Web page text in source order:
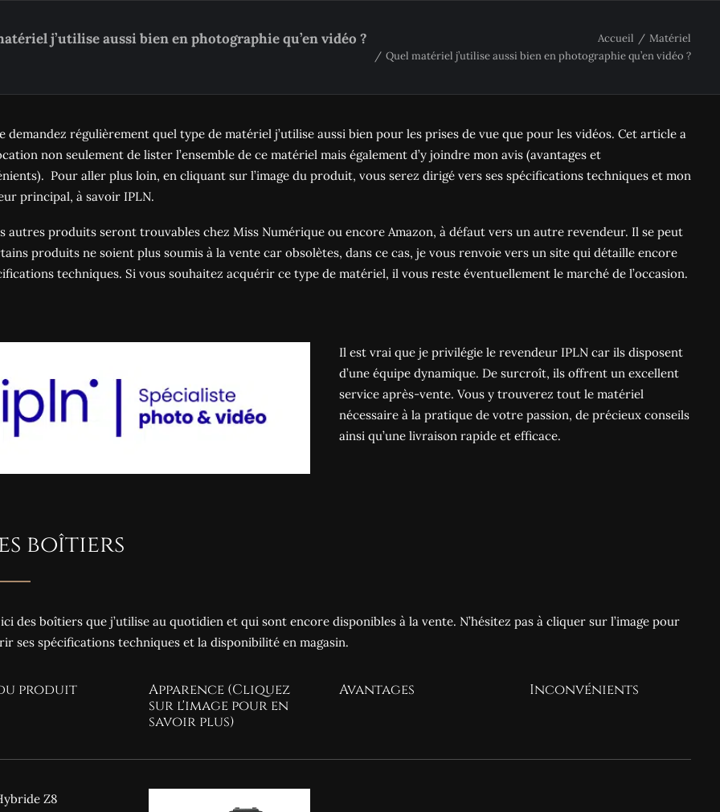
j’utilise aussi bien en photographie qu’en vidéo ? Accueil
Matériel
Quel matériel j’utilise aussi bien en photographie qu’en vidéo ?
demandez régulièrement quel type de matériel j’utilise aussi bien pour les prises de vue que pour les vidéos. Cet article a
non seulement de lister l’ensemble de ce matériel mais également d’y joindre mon avis (avantages et
Pour aller plus loin, en cliquant sur l’image du produit, vous serez dirigé vers ses spécifications techniques et mon
principal, à savoir IPLN.
autres produits seront trouvables chez Miss Numérique ou encore Amazon, à défaut vers un autre revendeur. Il se peut
produits ne soient plus soumis à la vente car obsolètes, dans ce cas, je vous renvoie vers un site qui détaille encore
techniques. Si vous souhaitez acquérir ce type de matériel, il vous reste éventuellement le marché de l’occasion.
Il est vrai que je privilégie le revendeur IPLN car ils disposent
d’une équipe dynamique. De surcroît, ils offrent un excellent
service après-vente. Vous y trouverez tout le matériel
nécessaire à la pratique de votre passion, de précieux conseils
ainsi qu’une livraison rapide et efficace.
boîtiers
ici des boîtiers que j’utilise au quotidien et qui sont encore disponibles à la vente. N’hésitez pas à cliquer sur l’image pour
ses spécifications techniques et la disponibilité en magasin.
produit
Apparence (Cliquez
sur l'image pour en
savoir plus)
Avantages Inconvénients
Z8